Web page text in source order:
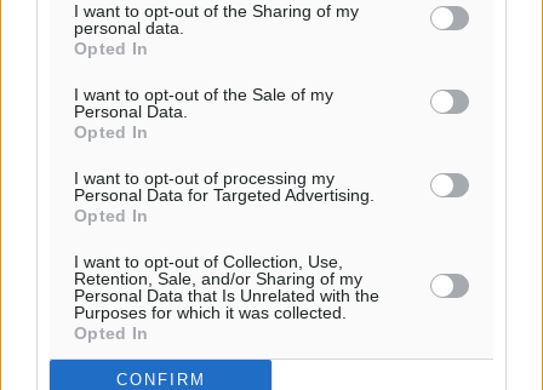
I want to opt-out of the Sharing of my
personal data.
Opted In
I want to opt-out of the Sale of my
Personal Data.
Opted In
I want to opt-out of processing my
Personal Data for Targeted Advertising.
Opted In
I want to opt-out of Collection, Use,
Retention, Sale, and/or Sharing of my
Personal Data that Is Unrelated with the
Purposes for which it was collected.
Opted In
CONFIRM